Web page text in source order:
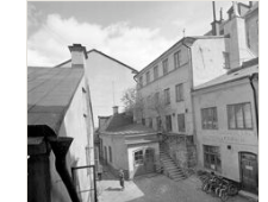
församling, och
igenom then
starcka nordan-
stormen gick öfwer
Riddare-fjärden til
Söder-malm, then 8
junii 1751.